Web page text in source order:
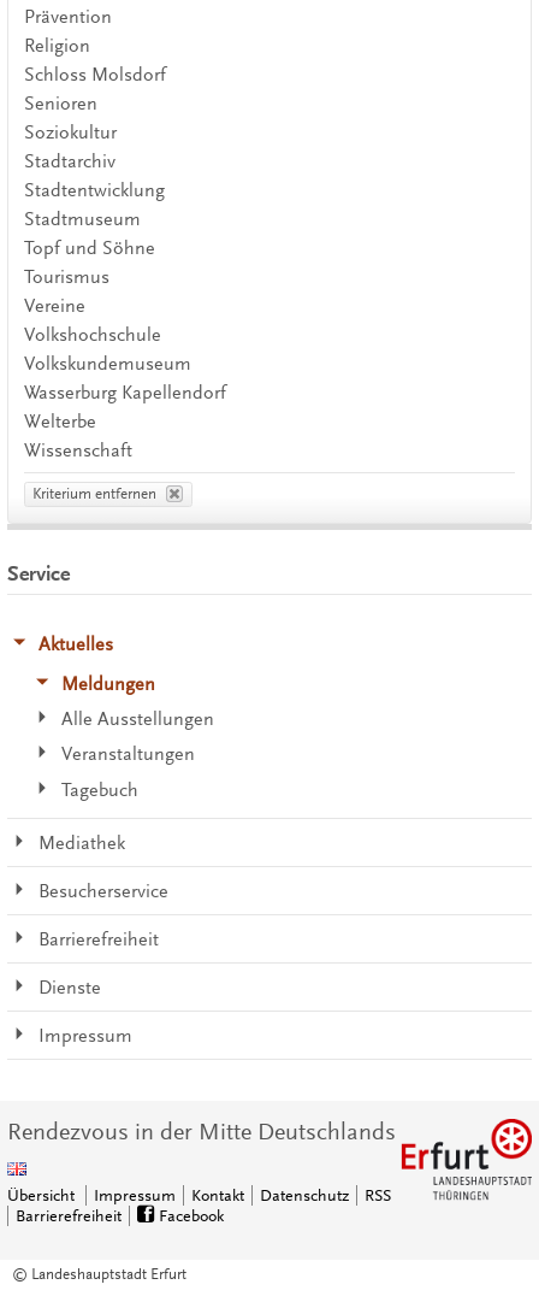
Prävention
Religion
Schloss Molsdorf
Senioren
Soziokultur
Stadtarchiv
Stadtentwicklung
Stadtmuseum
Topf und Söhne
Tourismus
Vereine
Volkshochschule
Volkskundemuseum
Wasserburg Kapellendorf
Welterbe
Wissenschaft
Kriterium entfernen
Service
Aktuelles
Meldungen
Alle Ausstellungen
Veranstaltungen
Tagebuch
Mediathek
Besucherservice
Barrierefreiheit
Dienste
Impressum
Rendezvous in der Mitte Deutschlands
Übersicht Impressum Kontakt Datenschutz
RSS
Barrierefreiheit
Facebook
© Landeshauptstadt Erfurt